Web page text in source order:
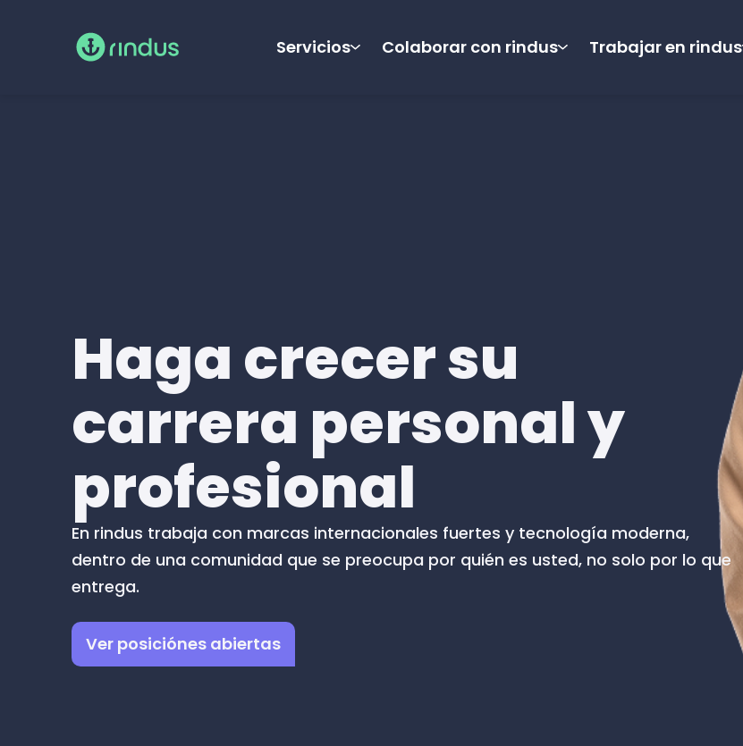
Servicios Colaborar con rindus Trabajar en rindus
Haga crecer su
carrera personal y
profesional
En rindus trabaja con marcas internacionales fuertes y tecnología moderna,
dentro de una comunidad que se preocupa por quién es usted, no solo por lo que
entrega.
Ver posiciónes abiertas